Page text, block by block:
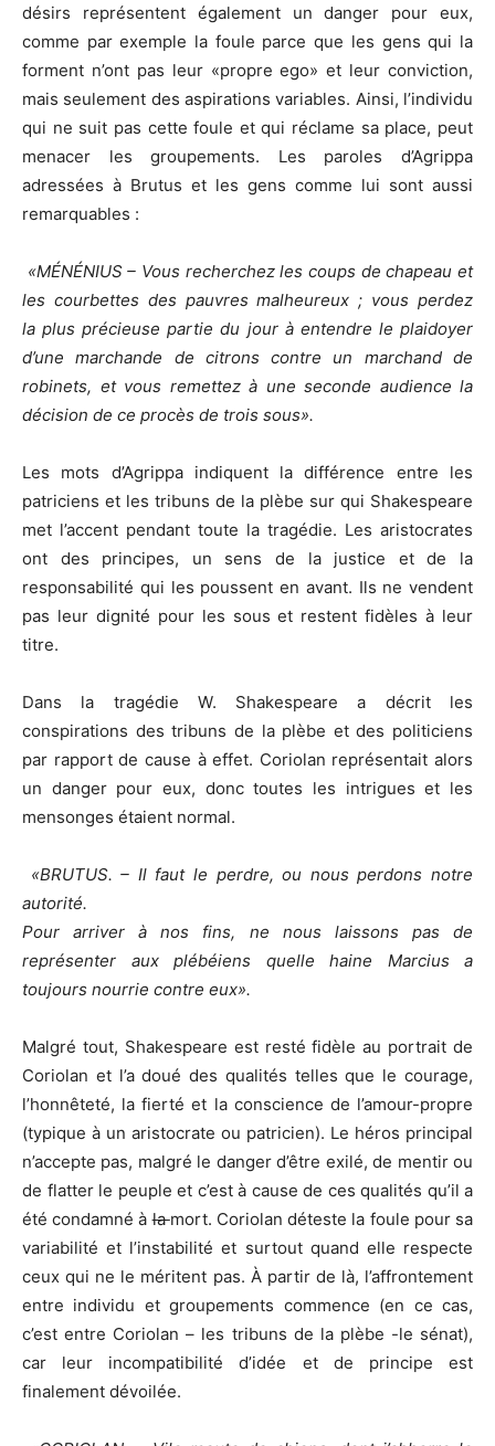
désirs représentent également un danger pour eux,
comme par exemple la foule parce que les gens qui la
forment n’ont pas leur «propre ego» et leur conviction,
mais seulement des aspirations variables. Ainsi, l’individu
qui ne suit pas cette foule et qui réclame sa place, peut
menacer les groupements. Les paroles d’Agrippa
adressées à Brutus et les gens comme lui sont aussi
remarquables :
«MÉNÉNIUS – Vous recherchez les coups de chapeau et
les courbettes des pauvres malheureux ; vous perdez
la plus précieuse partie du jour à entendre le plaidoyer
d’une marchande de citrons contre un marchand de
robinets, et vous remettez à une seconde audience la
décision de ce procès de trois sous».
Les mots d’Agrippa indiquent la différence entre les
patriciens et les tribuns de la plèbe sur qui Shakespeare
met l’accent pendant toute la tragédie. Les aristocrates
ont des principes, un sens de la justice et de la
responsabilité qui les poussent en avant. Ils ne vendent
pas leur dignité pour les sous et restent fidèles à leur
titre.
Dans la tragédie W. Shakespeare a décrit les
conspirations des tribuns de la plèbe et des politiciens
par rapport de cause à effet. Coriolan représentait alors
un danger pour eux, donc toutes les intrigues et les
mensonges étaient normal.
«BRUTUS. – Il faut le perdre, ou nous perdons notre
autorité.
Pour arriver à nos fins, ne nous laissons pas de
représenter aux plébéiens quelle haine Marcius a
toujours nourrie contre eux».
Malgré tout, Shakespeare est resté fidèle au portrait de
Coriolan et l’a doué des qualités telles que le courage,
l’honnêteté, la fierté et la conscience de l’amour-propre
(typique à un aristocrate ou patricien). Le héros principal
n’accepte pas, malgré le danger d’être exilé, de mentir ou
de flatter le peuple et c’est à cause de ces qualités qu’il a
été condamné àlamort. Coriolan déteste la foule pour sa
variabilité et l’instabilité et surtout quand elle respecte
ceux qui ne le méritent pas. À partir de là, l’affrontement
entre individu et groupements commence (en ce cas,
c’est entre Coriolan – les tribuns de la plèbe -le sénat),
car leur incompatibilité d’idée et de principe est
finalement dévoilée.